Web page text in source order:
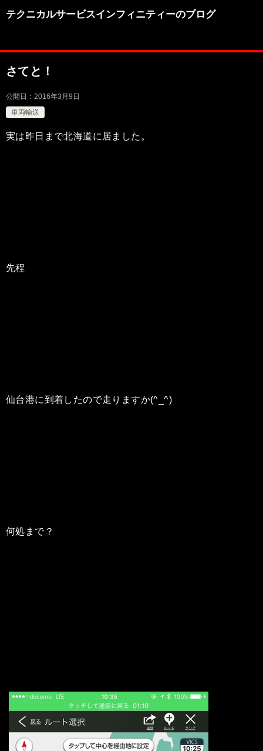
テクニカルサービスインフィニティーのブログ
さてと！
公開日： 2016年3月9日
車両輸送
実は昨日まで北海道に居ました。
先程
仙台港に到着したので走りますか(^_^)
何処まで？